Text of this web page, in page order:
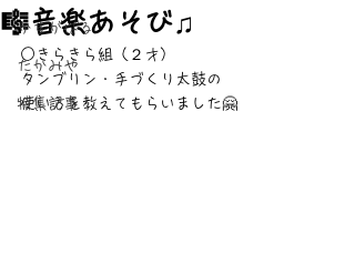
かすがばる
たかみや
特集記事
🎼音楽あそび♫
○きらきら組（２才）
タンブリン・手づくり太鼓の
使い方を教えてもらいました🤗